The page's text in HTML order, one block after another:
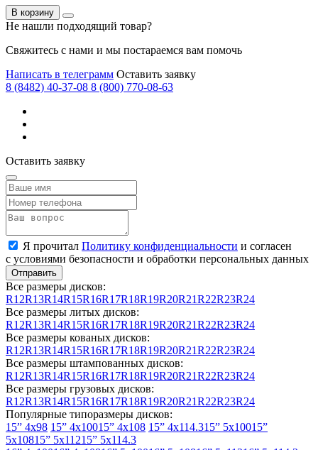
McLaren
Mercedes-Benz
Mercury
MG
Oldsmobile
Opel
Panoz
Perodua
Peugeot
Plymouth
Polaris
Pontiac
Porsche
Proton
Qiantu
В корзину
Не нашли подходящий товар?
Свяжитесь с нами и мы постараемся вам помочь
Написать в телеграмм Оставить заявку
8 (8482) 40-37-08 8 (800) 770-08-63
Оставить заявку
Я прочитал Политику конфиденциальности и согласен
с условиями безопасности и обработки персональных данных
Все размеры дисков:
R12R13R14R15R16R17R18R19R20R21R22R23R24
Все размеры литых дисков:
R12R13R14R15R16R17R18R19R20R21R22R23R24
Все размеры кованых дисков:
R12R13R14R15R16R17R18R19R20R21R22R23R24
Все размеры штампованных дисков:
R12R13R14R15R16R17R18R19R20R21R22R23R24
Все размеры грузовых дисков:
R12R13R14R15R16R17R18R19R20R21R22R23R24
Популярные типоразмеры дисков:
15” 4x98 15” 4x10015” 4x108 15” 4x114.315” 5x10015”
5x10815” 5x11215” 5x114.3